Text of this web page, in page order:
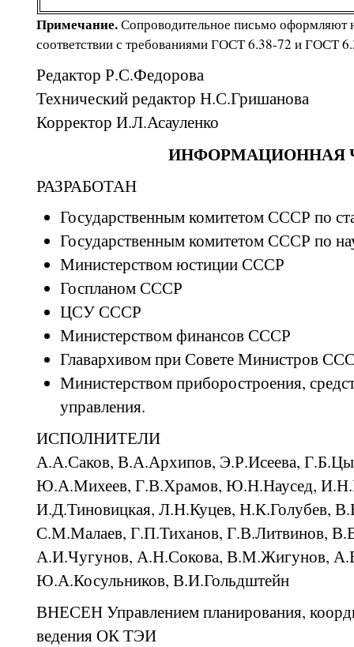
Примечание.Сопроводительное письмо оформляют
соответствии с требованиями ГОСТ 6.38-72 и ГОСТ
Редактор Р.С.Федорова
Технический редактор Н.С.Гришанова
Корректор И.Л.Асауленко
ИНФОРМАЦИОННАЯ
РАЗРАБОТАН
Государственным комитетом СССР по
Государственным комитетом СССР по
Министерством юстиции СССР
Госпланом СССР
ЦСУ СССР
Министерством финансов СССР
Главархивом при Совете Министров
Министерством приборостроения,
управления.
ИСПОЛНИТЕЛИ
А.А.Саков, В.А.Архипов, Э.Р.Исеева,
Ю.А.Михеев, Г.В.Храмов, Ю.Н.Наусед,
И.Д.Тиновицкая, Л.Н.Куцев, Н.К.Голубев,
С.М.Малаев, Г.П.Тиханов, Г.В.Литвинов,
А.И.Чугунов, А.Н.Сокова, В.М.Жигунов,
Ю.А.Косульников, В.И.Гольдштейн
ВНЕСЕН Управлением планирования,
ведения ОК ТЭИ